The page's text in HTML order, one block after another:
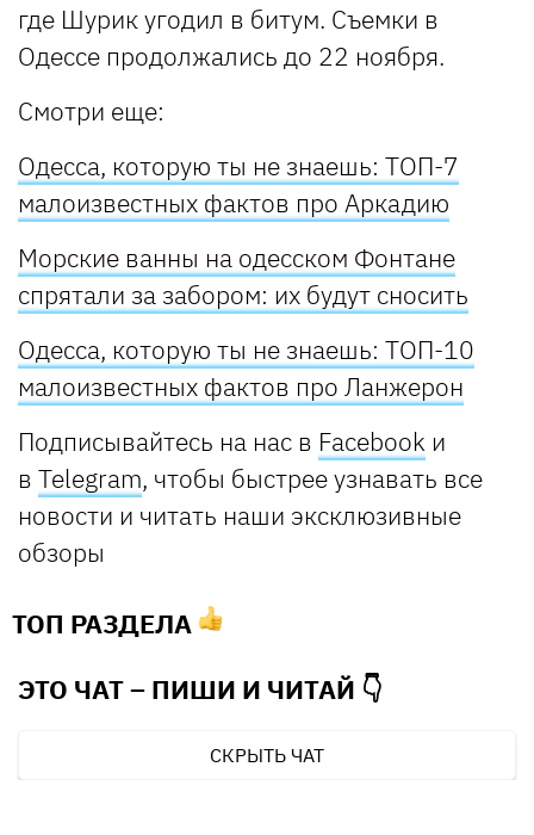
где Шурик угодил в битум. Съемки в
Одессе продолжались до 22 ноября.
Смотри еще:
Одесса, которую ты не знаешь: ТОП-7
малоизвестных фактов про Аркадию
Морские ванны на одесском Фонтане
спрятали за забором: их будут сносить
Одесса, которую ты не знаешь: ТОП-10
малоизвестных фактов про Ланжерон
Подписывайтесь на нас в Facebook и
в Telegram, чтобы быстрее узнавать все
новости и читать наши эксклюзивные
обзоры
ТОП РАЗДЕЛА
ЭТО ЧАТ – ПИШИ И ЧИТАЙ 👇
СКРЫТЬ ЧАТ